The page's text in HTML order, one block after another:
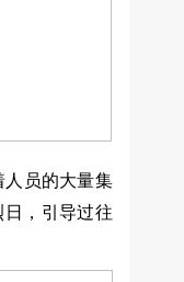
人员的大量集
，引导过往